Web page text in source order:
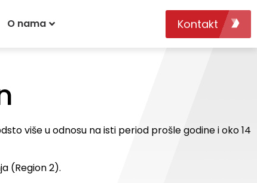
O nama Kontakt
više u odnosu na isti period prošle godine i oko 14
(Region 2).